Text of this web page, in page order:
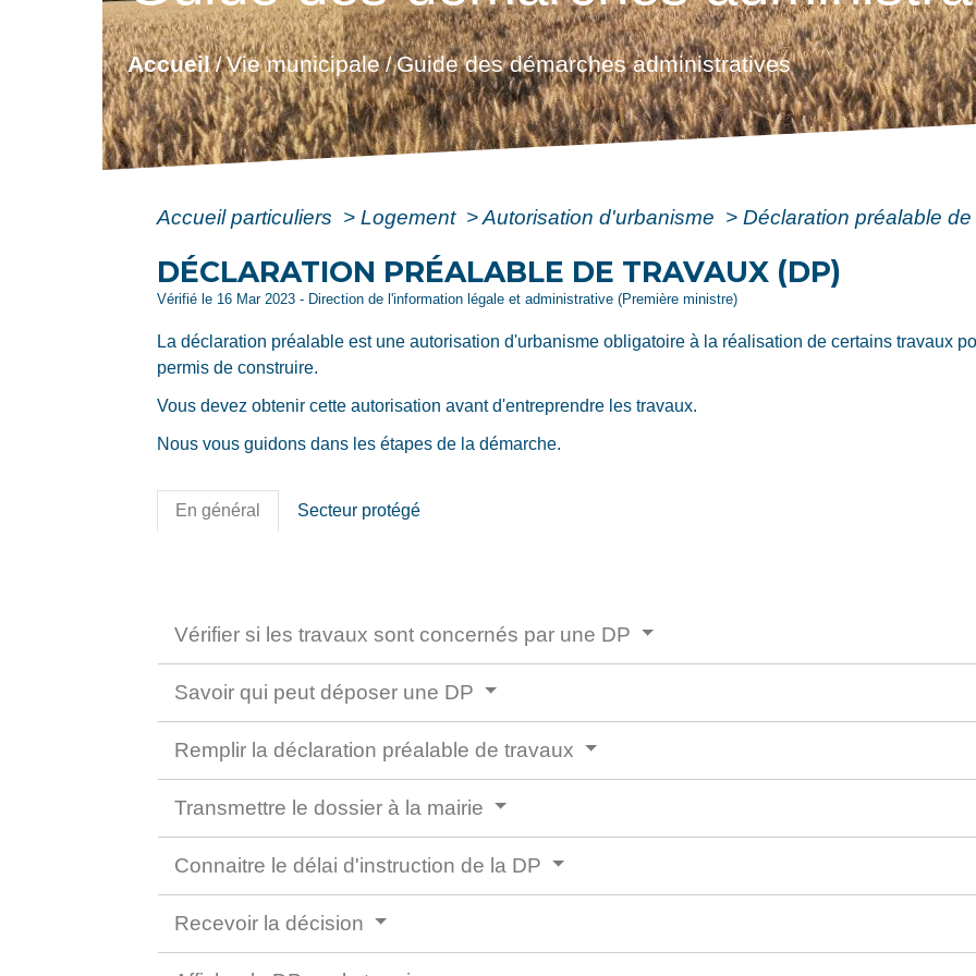
Accueil/Vie municipale/Guide des démarches administratives
Accueil particuliers > Logement >Autorisation d'urbanisme > Déclaration préalable
DÉCLARATION PRÉALABLE DE TRAVAUX (DP)
Vérifié le 16 Mar 2023 - Direction de l'information légale et administrative (Première ministre)
La déclaration préalable est une autorisation d'urbanisme obligatoire à la réalisation de certains travaux
permis de construire.
Vous devez obtenir cette autorisation avant d'entreprendre les travaux.
Nous vous guidons dans les étapes de la démarche.
En général Secteur protégé
Vérifier si les travaux sont concernés par une DP
Savoir qui peut déposer une DP
Remplir la déclaration préalable de travaux
Transmettre le dossier à la mairie
Connaitre le délai d'instruction de la DP
Recevoir la décision